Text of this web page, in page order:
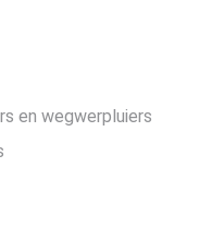
en wegwerpluiers